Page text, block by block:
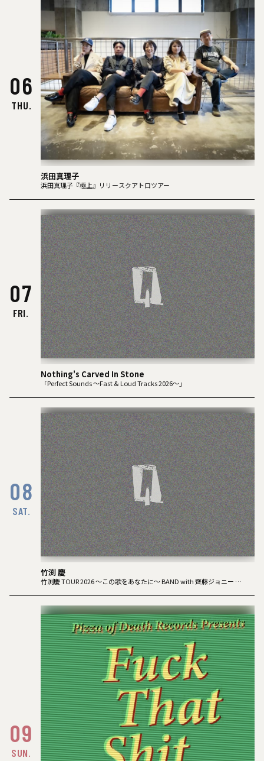
フクスイボンニカエス
「夜と同時に、動き出す。」
06
THU.
浜田真理子
浜田真理子『極上』リリースクアトロツアー
07
FRI.
Nothing's Carved In Stone
「Perfect Sounds ～Fast & Loud Tracks 2026～」
08
SAT.
竹渕 慶
竹渕慶 TOUR 2026 ～この歌をあなたに～ BAND with 齊藤ジョニー
09
SUN.